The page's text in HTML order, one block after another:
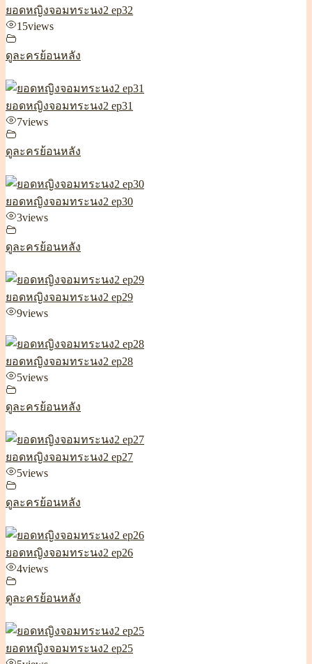
ยอดหญิงจอมทระนง2 ep32
15views
ดูละครย้อนหลัง
ยอดหญิงจอมทระนง2 ep31
7views
ดูละครย้อนหลัง
ยอดหญิงจอมทระนง2 ep30
3views
ดูละครย้อนหลัง
ยอดหญิงจอมทระนง2 ep29
9views
ยอดหญิงจอมทระนง2 ep28
5views
ดูละครย้อนหลัง
ยอดหญิงจอมทระนง2 ep27
5views
ดูละครย้อนหลัง
ยอดหญิงจอมทระนง2 ep26
4views
ดูละครย้อนหลัง
ยอดหญิงจอมทระนง2 ep25